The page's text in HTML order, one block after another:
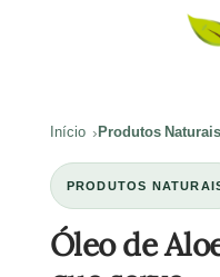
Início Produtos Naturais
PRODUTOS
Óleo de